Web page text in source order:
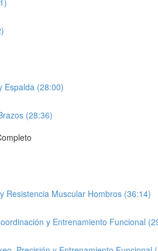
Espalda (28:00)
(28:36)
Resistencia Muscular Hombros (36:14)
y Entrenamiento Funcional